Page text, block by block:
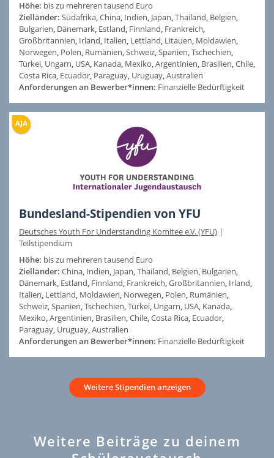
Höhe: bis zu mehreren tausend Euro
Zielländer: Südafrika,China, Indien, Japan,Thailand, Belgien,
Bulgarien, Dänemark, Estland, Finnland, Frankreich,
Großbritannien, Irland, Italien, Lettland, Litauen, Moldawien,
Norwegen, Polen, Rumänien,Schweiz,Spanien,Tschechien,
Türkei, Ungarn, USA, Kanada, Mexiko,Argentinien, Brasilien,Chile,
Costa Rica, Ecuador, Paraguay, Uruguay,Australien
Anforderungen an Bewerber*innen: Finanzielle Bedürftigkeit
Bundesland-Stipendien von YFU
Deutsches Youth For Understanding Komitee e.V. (YFU) |
Teilstipendium
Höhe: bis zu mehreren tausend Euro
Zielländer: China, Indien, Japan,Thailand, Belgien, Bulgarien,
Dänemark, Estland, Finnland, Frankreich,Großbritannien, Irland,
Italien, Lettland, Moldawien, Norwegen, Polen, Rumänien,
Schweiz,Spanien,Tschechien,Türkei, Ungarn, USA, Kanada,
Mexiko,Argentinien, Brasilien,Chile,Costa Rica, Ecuador,
Paraguay, Uruguay,Australien
Anforderungen an Bewerber*innen: Finanzielle Bedürftigkeit
Weitere Stipendien anzeigen
Weitere Beiträge zu deinem